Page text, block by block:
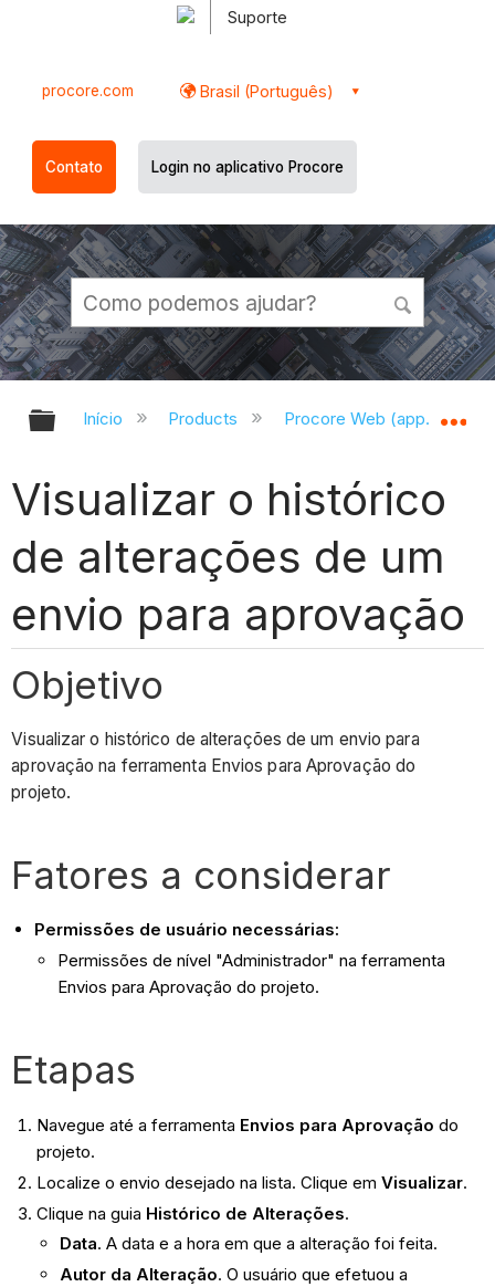
Suporte
procore.com Brasil (Português)
Contato Login no aplicativo Procore
Expandir/recolher hierarquia
Início Products Procore Web
Visualizar o histórico
de alterações de um
envio para aprovação
Objetivo
Visualizar o histórico de alterações de um envio para
aprovação na ferramenta Envios para Aprovação do
projeto.
Fatores a considerar
Permissões de usuário necessárias:
Permissões de nível "Administrador" na ferramenta
Envios para Aprovação do projeto.
Etapas
Navegue até a ferramenta Envios para Aprovação do
projeto.
Localize o envio desejado na lista. Clique em Visualizar.
Clique na guia Histórico de Alterações.
Data. A data e a hora em que a alteração foi feita.
Autor da Alteração. O usuário que efetuou a